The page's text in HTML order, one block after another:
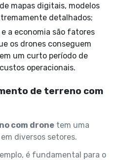
mapas digitais, modelos
detalhados;
os drones conseguem
um curto período de
operacionais.
de terreno com
com drone tem uma
diversos setores.
é fundamental para o